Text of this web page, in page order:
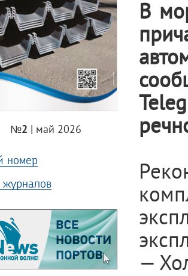
№2 | май 2026
номер
В
—